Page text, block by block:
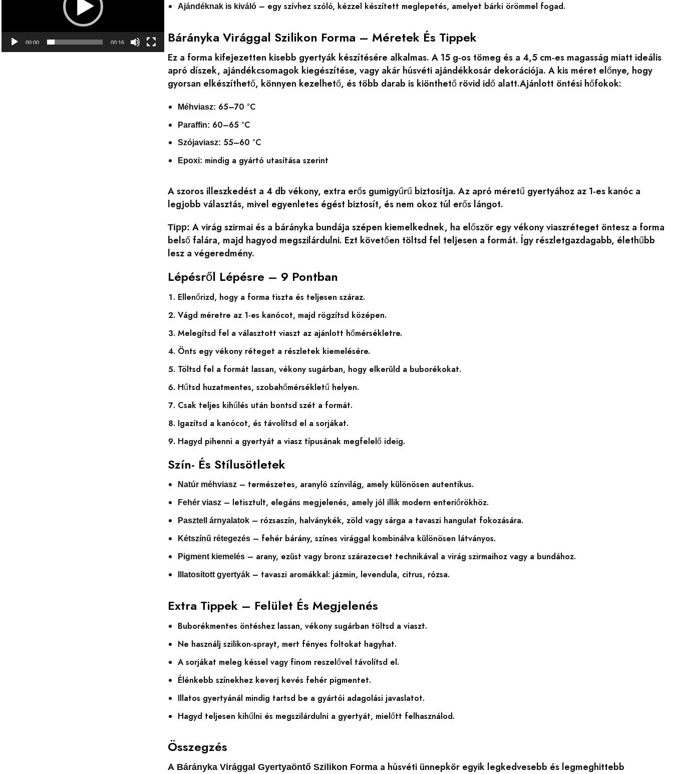
00:00 00:16
Ajándéknak is kiváló – egy szívhez szóló, kézzel készített meglepetés, amelyet bárki örömmel fogad.
Bárányka Virággal Szilikon Forma – Méretek És Tippek
Ez a forma kifejezetten kisebb gyertyák készítésére alkalmas. A 15 g-os tömeg és a 4,5 cm-es magasság miatt ideális
apró díszek, ajándékcsomagok kiegészítése, vagy akár húsvéti ajándékkosár dekorációja. A kis méret előnye, hogy
gyorsan elkészíthető, könnyen kezelhető, és több darab is kiönthető rövid idő alatt.Ajánlott öntési hőfokok:
Méhviasz: 65–70 °C
Paraffin: 60–65 °C
Szójaviasz: 55–60 °C
Epoxi: mindig a gyártó utasítása szerint
A szoros illeszkedést a 4 db vékony, extra erős gumigyűrű biztosítja. Az apró méretű gyertyához az 1-es kanóc a
legjobb választás, mivel egyenletes égést biztosít, és nem okoz túl erős lángot.
Tipp: A virág szirmai és a bárányka bundája szépen kiemelkednek, ha először egy vékony viaszréteget öntesz a forma
belső falára, majd hagyod megszilárdulni. Ezt követően töltsd fel teljesen a formát. Így részletgazdagabb, élethűbb
lesz a végeredmény.
Lépésről Lépésre – 9 Pontban
Ellenőrizd, hogy a forma tiszta és teljesen száraz.
Vágd méretre az 1-es kanócot, majd rögzítsd középen.
Melegítsd fel a választott viaszt az ajánlott hőmérsékletre.
Önts egy vékony réteget a részletek kiemelésére.
Töltsd fel a formát lassan, vékony sugárban, hogy elkerüld a buborékokat.
Hűtsd huzatmentes, szobahőmérsékletű helyen.
Csak teljes kihűlés után bontsd szét a formát.
Igazítsd a kanócot, és távolítsd el a sorjákat.
Hagyd pihenni a gyertyát a viasz típusának megfelelő ideig.
Szín- És Stílusötletek
Natúr méhviasz – természetes, aranyló színvilág, amely különösen autentikus.
Fehér viasz – letisztult, elegáns megjelenés, amely jól illik modern enteriőrökhöz.
Pasztell árnyalatok – rózsaszín, halványkék, zöld vagy sárga a tavaszi hangulat fokozására.
Kétszínű rétegezés – fehér bárány, színes virággal kombinálva különösen látványos.
Pigment kiemelés – arany, ezüst vagy bronz szárazecset technikával a virág szirmaihoz vagy a bundához.
Illatosított gyertyák – tavaszi aromákkal: jázmin, levendula, citrus, rózsa.
Extra Tippek – Felület És Megjelenés
Buborékmentes öntéshez lassan, vékony sugárban töltsd a viaszt.
Ne használj szilikon-sprayt, mert fényes foltokat hagyhat.
A sorjákat meleg késsel vagy finom reszelővel távolítsd el.
Élénkebb színekhez keverj kevés fehér pigmentet.
Illatos gyertyánál mindig tartsd be a gyártói adagolási javaslatot.
Hagyd teljesen kihűlni és megszilárdulni a gyertyát, mielőtt felhasználod.
Összegzés
A Bárányka Virággal Gyertyaöntő Szilikon Forma a húsvéti ünnepkör egyik legkedvesebb és legmeghittebb